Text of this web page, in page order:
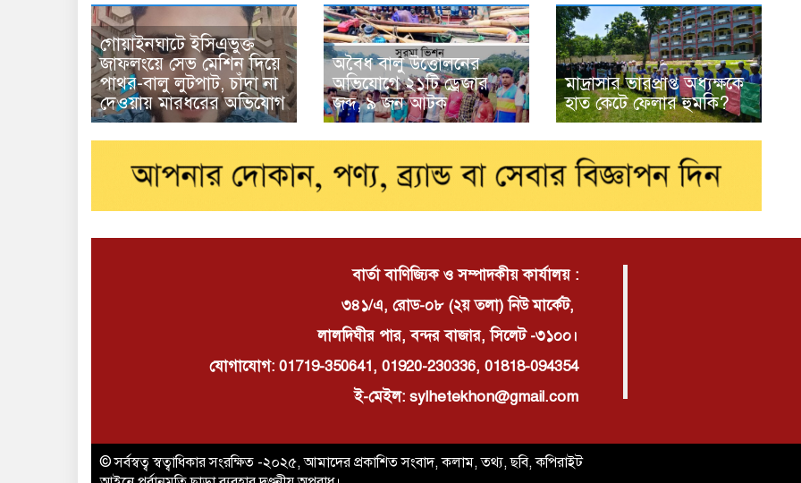
গোয়াইনঘাটে ইসিএভুক্ত
জাফলংয়ে সেভ মেশিন দিয়ে
পাথর-বালু লুটপাট, চাঁদা না
দেওয়ায় মারধরের অভিযোগ
অবৈধ বালু উত্তোলনের
অভিযোগে ২১টি ড্রেজার
জব্দ, ৯ জন আটক
মাদ্রাসার ভারপ্রাপ্ত অধ্যক্ষকে
হাত কেটে ফেলার হুমকি?
বার্তা বাণিজ্যিক ও সম্পাদকীয় কার্যালয় :
৩৪১/এ, রোড-০৮ (২য় তলা) নিউ মার্কেট,
লালদিঘীর পার, বন্দর বাজার, সিলেট -৩১০০।
যোগাযোগ: 01719-350641, 01920-230336, 01818-094354
ই-মেইল: sylhetekhon@gmail.com
© সর্বস্বত্ব স্বত্বাধিকার সংরক্ষিত -২০২৫, আমাদের প্রকাশিত সংবাদ, কলাম, তথ্য, ছবি, কপিরাইট